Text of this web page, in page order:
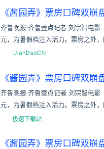
《酱园弄》票房口碑双崩
齐鲁晚报·齐鲁壹点记者 刘宗智电
元，为暑假档注入活力。票房之外
iJianDaoCN
《酱园弄》票房口碑双崩
齐鲁晚报·齐鲁壹点记者 刘宗智电
元，为暑假档注入活力。票房之外
极速下载站
《酱园弄》票房口碑双崩